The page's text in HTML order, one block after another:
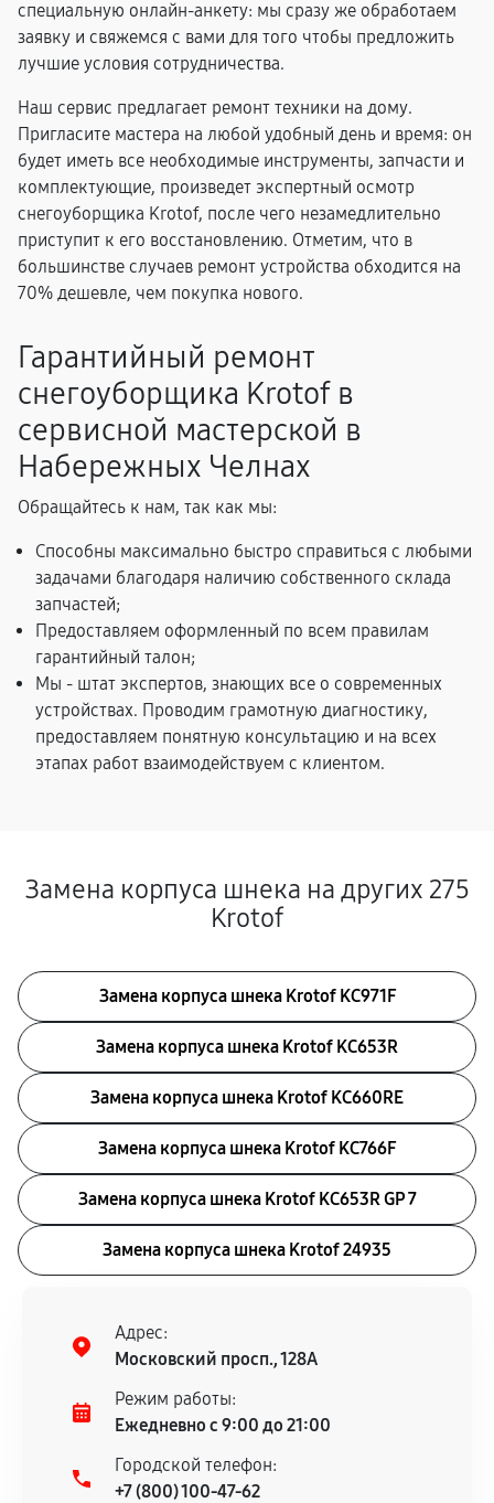
специальную онлайн-анкету: мы сразу же обработаем
заявку и свяжемся с вами для того чтобы предложить
лучшие условия сотрудничества.
Наш сервис предлагает ремонт техники на дому.
Пригласите мастера на любой удобный день и время: он
будет иметь все необходимые инструменты, запчасти и
комплектующие, произведет экспертный осмотр
снегоуборщика Krotof, после чего незамедлительно
приступит к его восстановлению. Отметим, что в
большинстве случаев ремонт устройства обходится на
70% дешевле, чем покупка нового.
Гарантийный ремонт
снегоуборщика Krotof в
сервисной мастерской в
Набережных Челнах
Обращайтесь к нам, так как мы:
Способны максимально быстро справиться с любыми
задачами благодаря наличию собственного склада
запчастей;
Предоставляем оформленный по всем правилам
гарантийный талон;
Мы - штат экспертов, знающих все о современных
устройствах. Проводим грамотную диагностику,
предоставляем понятную консультацию и на всех
этапах работ взаимодействуем с клиентом.
Замена корпуса шнека на других 275
Krotof
Замена корпуса шнека Krotof KC971F
Замена корпуса шнека Krotof KC653R
Замена корпуса шнека Krotof KC660RE
Замена корпуса шнека Krotof KC766F
Замена корпуса шнека Krotof KC653R GP 7
Замена корпуса шнека Krotof 24935
Адрес:
Московский просп., 128А
Режим работы:
Ежедневно с 9:00 до 21:00
Городской телефон:
+7 (800) 100-47-62